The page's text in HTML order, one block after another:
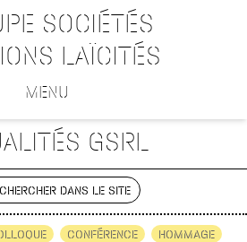
SOCIÉTÉS
LAÏCITÉS
MENU
GSRL
DANS LE SITE
CONFÉRENCE
HOMMAGE